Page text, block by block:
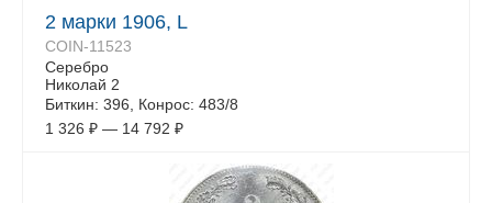
2 марки 1906, L
COIN-11523
Серебро
Николай 2
Биткин: 396, Конрос: 483/8
1 326 ₽ — 14 792 ₽